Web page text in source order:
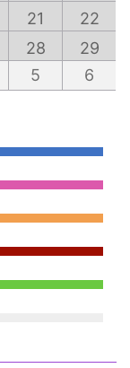
21
22
28
29
5 6